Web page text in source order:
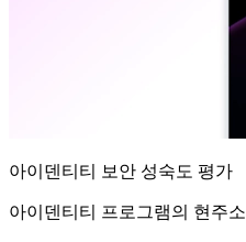
아이덴티티 보안 성숙도 평가
아이덴티티 프로그램의 현주소